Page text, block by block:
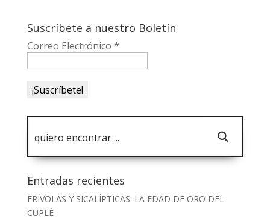
Suscríbete a nuestro Boletín
Correo Electrónico *
Entradas recientes
FRÍVOLAS Y SICALÍPTICAS: LA EDAD DE ORO DEL
CUPLÉ